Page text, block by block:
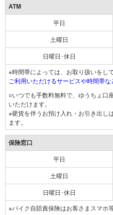
ATM
平日
土曜日
日曜日･休日
※時間帯によっては、お取り扱いをし
ご利用いただけるサービスや時間帯
○いつでも手数料無料で、ゆうちょ口
いただけます。
※硬貨を伴うお預け入れ・お引き出し
ます。
保険窓口
平日
土曜日
日曜日･休日
※バイク自賠責保険はお客さまスマホ